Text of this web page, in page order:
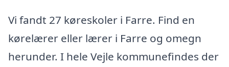
Vi fandt 27 køreskoler i Farre. Find en
kørelærer eller lærer i Farre og omegn
herunder. I hele Vejle kommunefindes der